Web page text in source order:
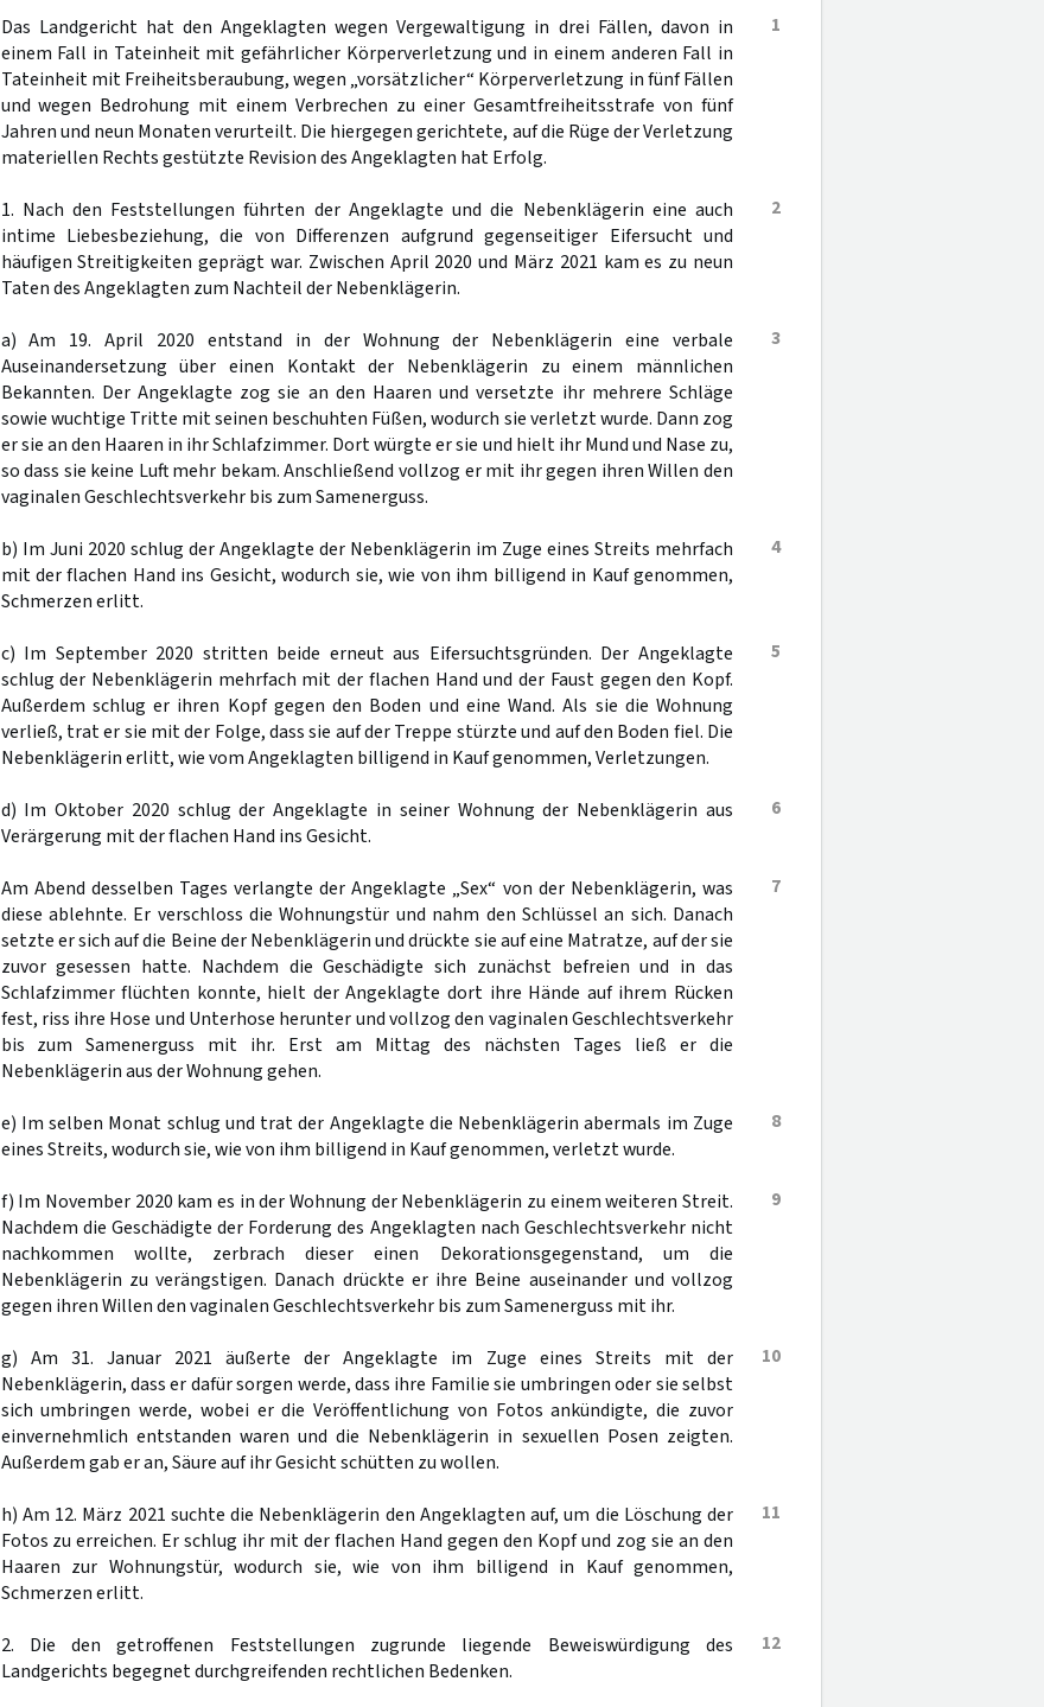
1
Das Landgericht hat den Angeklagten wegen Vergewaltigung in drei Fällen, davon in
einem Fall in Tateinheit mit gefährlicher Körperverletzung und in einem anderen Fall in
Tateinheit mit Freiheitsberaubung, wegen „vorsätzlicher“ Körperverletzung in fünf Fällen
und wegen Bedrohung mit einem Verbrechen zu einer Gesamtfreiheitsstrafe von fünf
Jahren und neun Monaten verurteilt. Die hiergegen gerichtete, auf die Rüge der Verletzung
materiellen Rechts gestützte Revision des Angeklagten hat Erfolg.
2
1. Nach den Feststellungen führten der Angeklagte und die Nebenklägerin eine auch
intime Liebesbeziehung, die von Differenzen aufgrund gegenseitiger Eifersucht und
häufigen Streitigkeiten geprägt war. Zwischen April 2020 und März 2021 kam es zu neun
Taten des Angeklagten zum Nachteil der Nebenklägerin.
3
a) Am 19. April 2020 entstand in der Wohnung der Nebenklägerin eine verbale
Auseinandersetzung über einen Kontakt der Nebenklägerin zu einem männlichen
Bekannten. Der Angeklagte zog sie an den Haaren und versetzte ihr mehrere Schläge
sowie wuchtige Tritte mit seinen beschuhten Füßen, wodurch sie verletzt wurde. Dann zog
er sie an den Haaren in ihr Schlafzimmer. Dort würgte er sie und hielt ihr Mund und Nase zu,
so dass sie keine Luft mehr bekam. Anschließend vollzog er mit ihr gegen ihren Willen den
vaginalen Geschlechtsverkehr bis zum Samenerguss.
4
b) Im Juni 2020 schlug der Angeklagte der Nebenklägerin im Zuge eines Streits mehrfach
mit der flachen Hand ins Gesicht, wodurch sie, wie von ihm billigend in Kauf genommen,
Schmerzen erlitt.
5
c) Im September 2020 stritten beide erneut aus Eifersuchtsgründen. Der Angeklagte
schlug der Nebenklägerin mehrfach mit der flachen Hand und der Faust gegen den Kopf.
Außerdem schlug er ihren Kopf gegen den Boden und eine Wand. Als sie die Wohnung
verließ, trat er sie mit der Folge, dass sie auf der Treppe stürzte und auf den Boden fiel. Die
Nebenklägerin erlitt, wie vom Angeklagten billigend in Kauf genommen, Verletzungen.
6
d) Im Oktober 2020 schlug der Angeklagte in seiner Wohnung der Nebenklägerin aus
Verärgerung mit der flachen Hand ins Gesicht.
7
Am Abend desselben Tages verlangte der Angeklagte „Sex“ von der Nebenklägerin, was
diese ablehnte. Er verschloss die Wohnungstür und nahm den Schlüssel an sich. Danach
setzte er sich auf die Beine der Nebenklägerin und drückte sie auf eine Matratze, auf der sie
zuvor gesessen hatte. Nachdem die Geschädigte sich zunächst befreien und in das
Schlafzimmer flüchten konnte, hielt der Angeklagte dort ihre Hände auf ihrem Rücken
fest, riss ihre Hose und Unterhose herunter und vollzog den vaginalen Geschlechtsverkehr
bis zum Samenerguss mit ihr. Erst am Mittag des nächsten Tages ließ er die
Nebenklägerin aus der Wohnung gehen.
8
e) Im selben Monat schlug und trat der Angeklagte die Nebenklägerin abermals im Zuge
eines Streits, wodurch sie, wie von ihm billigend in Kauf genommen, verletzt wurde.
9
f) Im November 2020 kam es in der Wohnung der Nebenklägerin zu einem weiteren Streit.
Nachdem die Geschädigte der Forderung des Angeklagten nach Geschlechtsverkehr nicht
nachkommen wollte, zerbrach dieser einen Dekorationsgegenstand, um die
Nebenklägerin zu verängstigen. Danach drückte er ihre Beine auseinander und vollzog
gegen ihren Willen den vaginalen Geschlechtsverkehr bis zum Samenerguss mit ihr.
10
g) Am 31. Januar 2021 äußerte der Angeklagte im Zuge eines Streits mit der
Nebenklägerin, dass er dafür sorgen werde, dass ihre Familie sie umbringen oder sie selbst
sich umbringen werde, wobei er die Veröffentlichung von Fotos ankündigte, die zuvor
einvernehmlich entstanden waren und die Nebenklägerin in sexuellen Posen zeigten.
Außerdem gab er an, Säure auf ihr Gesicht schütten zu wollen.
11
h) Am 12. März 2021 suchte die Nebenklägerin den Angeklagten auf, um die Löschung der
Fotos zu erreichen. Er schlug ihr mit der flachen Hand gegen den Kopf und zog sie an den
Haaren zur Wohnungstür, wodurch sie, wie von ihm billigend in Kauf genommen,
Schmerzen erlitt.
12
2. Die den getroffenen Feststellungen zugrunde liegende Beweiswürdigung des
Landgerichts begegnet durchgreifenden rechtlichen Bedenken.